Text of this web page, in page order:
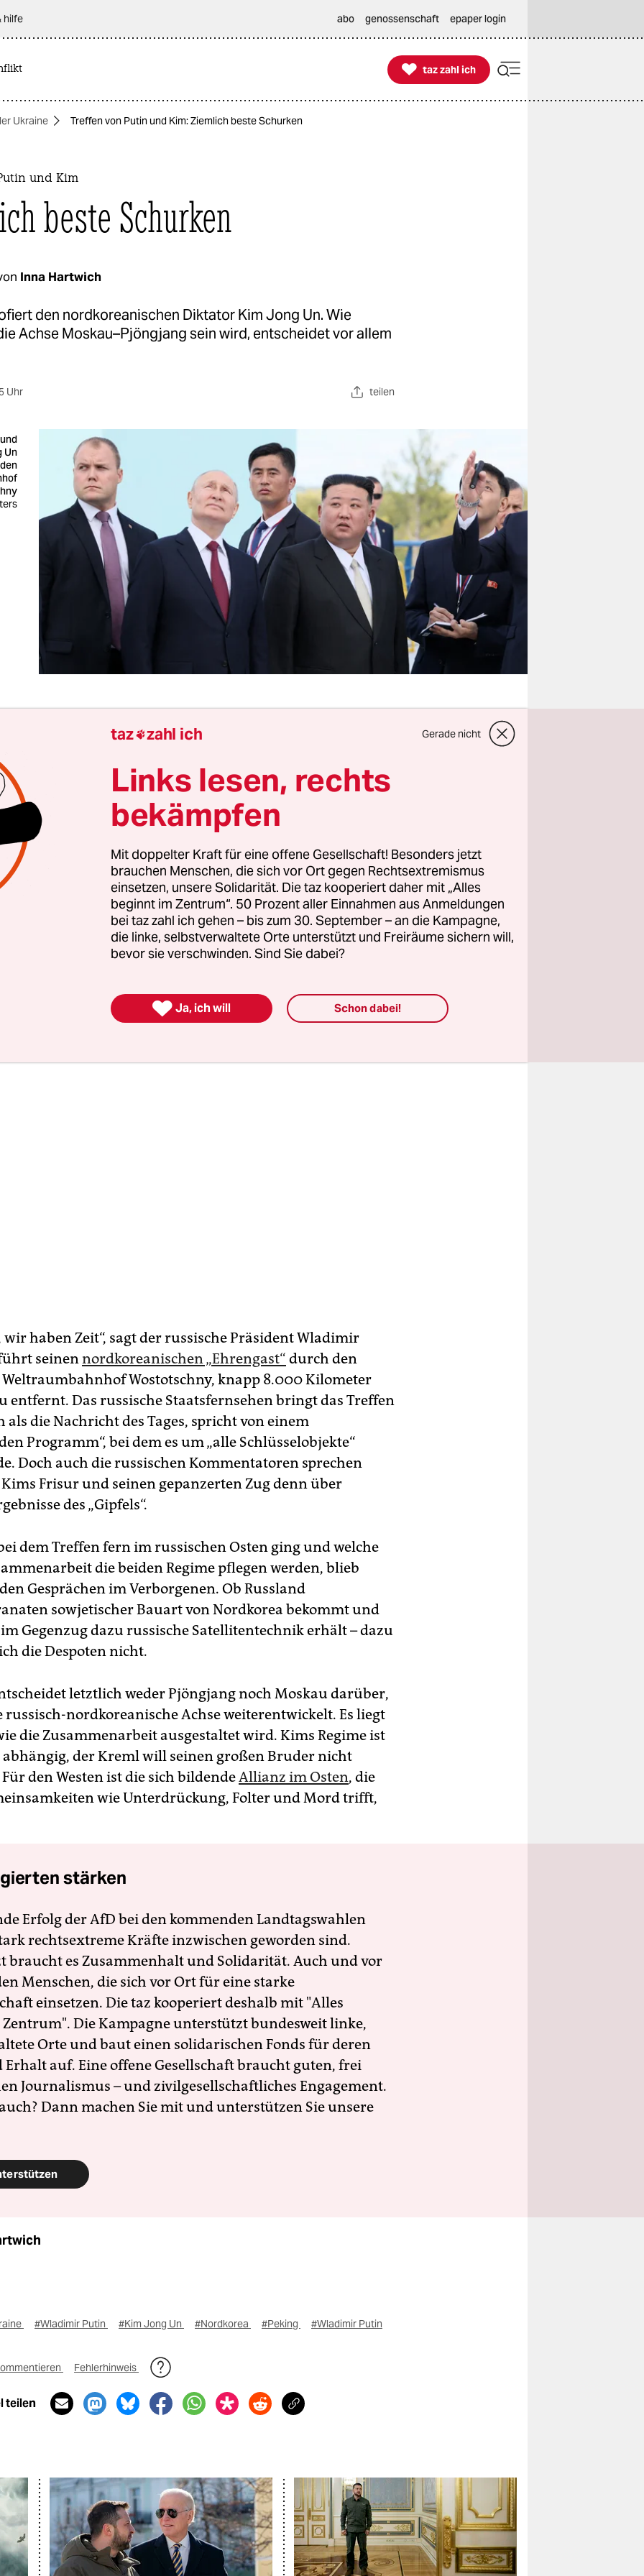
hilfe abo genossenschaft epaper login

taz zahl ich
taz zahl ich
Ukraine Treffen von Putin und Kim: Ziemlich beste Schurken
und Kim
beste Schurken
Inna Hartwich
den nordkoreanischen Diktator Kim Jong Un. Wie
Achse Moskau–Pjöngjang sein wird, entscheidet vor allem
Uhr teilen
Un
nur die Erniedrigung, verpackt in Liebenswürdigkeiten,
Lachen. Russland, das all die Jahre die UN-
gegen
Nordkoreamitgetragen hatte, wonach es dem
untersagt ist, Waffen zu exportieren und Raketen zu
nun genau in diesem Bereich auf Kooperation. Es
Un seine Raketen, es hofft selbst auf Waffen für seine
der Ukraine.
keine Skrupel, einen der weltweit schlimmsten Diktatoren
der Kreml pfeift mittlerweile auf internationale
In Zeiten, in denen Russlands Präsident Wladimir
hat, findet er nur im Klub mit anderen Gewaltherrschern
Iran, nun auch Nordkorea. Die Schurken sind zu
wir haben Zeit“, sagt der russische Präsident Wladimir
seinen nordkoreanischen „Ehrengast“ durch den
Wostotschny, knapp 8.000 Kilometer
entfernt. Das russische Staatsfernsehen bringt das Treffen
die Nachricht des Tages, spricht von einem
Programm“, bei dem es um „alle Schlüsselobjekte“
Doch auch die russischen Kommentatoren sprechen
Frisur und seinen gepanzerten Zug denn über
des „Gipfels“.
dem Treffen fern im russischen Osten ging und welche
die beiden Regime pflegen werden, blieb
Gesprächen im Verborgenen. Ob Russland
sowjetischer Bauart von Nordkorea bekommt und
Gegenzug dazu russische Satellitentechnik erhält – dazu
die Despoten nicht.
letztlich weder Pjöngjang noch Moskau darüber,
russisch-nordkoreanische Achse weiterentwickelt. Es liegt
die Zusammenarbeit ausgestaltet wird. Kims Regime ist
abhängig, der Kreml will seinen großen Bruder nicht
den Westen ist die sich bildende Allianz im Osten, die
wie Unterdrückung, Folter und Mord trifft,
stärken
Erfolg der AfD bei den kommenden Landtagswahlen
rechtsextreme Kräfte inzwischen geworden sind.
braucht es Zusammenhalt und Solidarität. Auch und vor
Menschen, die sich vor Ort für eine starke
einsetzen. Die taz kooperiert deshalb mit "Alles
Die Kampagne unterstützt bundesweit linke,
Orte und baut einen solidarischen Fonds für deren
Erhalt auf. Eine offene Gesellschaft braucht guten, frei
Journalismus – und zivilgesellschaftliches Engagement.
Dann machen Sie mit und unterstützen Sie unsere
#Wladimir Putin #Kim Jong Un #Nordkorea #Peking #Wladimir Putin
Fehlerhinweis
teilen
taz zahl ich Gerade nicht
Links lesen, rechts
bekämpfen
Mit doppelter Kraft für eine offene Gesellschaft! Besonders jetzt
brauchen Menschen, die sich vor Ort gegen Rechtsextremismus
einsetzen, unsere Solidarität. Die taz kooperiert daher mit „Alles
beginnt im Zentrum“. 50 Prozent aller Einnahmen aus Anmeldungen
bei taz zahl ich gehen – bis zum 30. September – an die Kampagne,
die linke, selbstverwaltete Orte unterstützt und Freiräume sichern will,
bevor sie verschwinden. Sind Sie dabei?
 Ja, ich will Schon dabei!